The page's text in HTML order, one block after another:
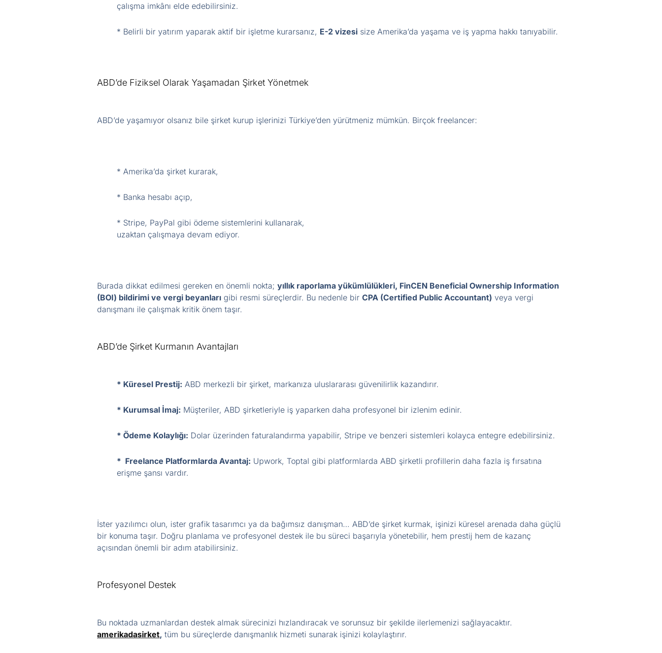
çalışma imkânı elde edebilirsiniz.
* Belirli bir yatırım yaparak aktif bir işletme kurarsanız, E-2 vizesi size Amerika’da yaşama ve iş yapma hakkı tanıyabilir.
ABD’de Fiziksel Olarak Yaşamadan Şirket Yönetmek
ABD’de yaşamıyor olsanız bile şirket kurup işlerinizi Türkiye’den yürütmeniz mümkün. Birçok freelancer:
* Amerika’da şirket kurarak,
* Banka hesabı açıp,
* Stripe, PayPal gibi ödeme sistemlerini kullanarak,
uzaktan çalışmaya devam ediyor.
Burada dikkat edilmesi gereken en önemli nokta; yıllık raporlama yükümlülükleri, FinCEN Beneficial Ownership Information
(BOI) bildirimi ve vergi beyanları gibi resmi süreçlerdir. Bu nedenle bir CPA (Certified Public Accountant) veya vergi
danışmanı ile çalışmak kritik önem taşır.
ABD’de Şirket Kurmanın Avantajları
* Küresel Prestij: ABD merkezli bir şirket, markanıza uluslararası güvenilirlik kazandırır.
* Kurumsal İmaj: Müşteriler, ABD şirketleriyle iş yaparken daha profesyonel bir izlenim edinir.
* Ödeme Kolaylığı: Dolar üzerinden faturalandırma yapabilir, Stripe ve benzeri sistemleri kolayca entegre edebilirsiniz.
* Freelance Platformlarda Avantaj: Upwork, Toptal gibi platformlarda ABD şirketli profillerin daha fazla iş fırsatına
erişme şansı vardır.
İster yazılımcı olun, ister grafik tasarımcı ya da bağımsız danışman… ABD’de şirket kurmak, işinizi küresel arenada daha güçlü
bir konuma taşır. Doğru planlama ve profesyonel destek ile bu süreci başarıyla yönetebilir, hem prestij hem de kazanç
açısından önemli bir adım atabilirsiniz.
Profesyonel Destek
Bu noktada uzmanlardan destek almak sürecinizi hızlandıracak ve sorunsuz bir şekilde ilerlemenizi sağlayacaktır.
amerikadasirket, tüm bu süreçlerde danışmanlık hizmeti sunarak işinizi kolaylaştırır.